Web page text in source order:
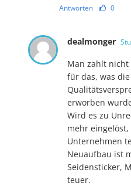
Antworten 0
dealmonger
Man zahlt nicht
für das, was
erworben
Wird es zu
mehr
Unternehmen
Neuaufbau ist
Seidensticker,
teuer.